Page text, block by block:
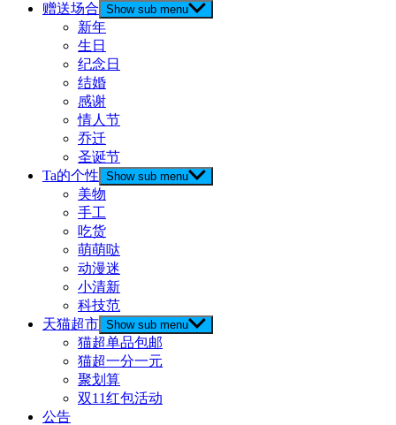
赠送场合 Show sub menu
新年
生日
纪念日
结婚
感谢
情人节
乔迁
圣诞节
Ta的个性 Show sub menu
美物
手工
吃货
萌萌哒
动漫迷
小清新
科技范
天猫超市 Show sub menu
猫超单品包邮
猫超一分一元
聚划算
双11红包活动
公告